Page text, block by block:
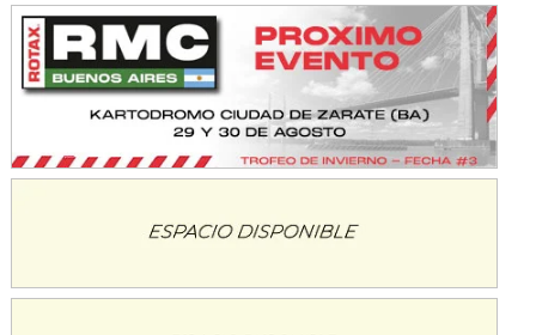
Ciudad de Avellaneda (Asfalto)
Avellaneda (Santa Fe)
SUR SANTAFESINO - F4
José Samuel Sánchez (Tierra)
Rufino (Santa Fe)
TUCUMANO - F5